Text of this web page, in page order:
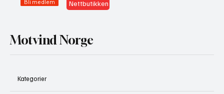
Bli medlem Nettbutikken
Motvind Norge
Kategorier